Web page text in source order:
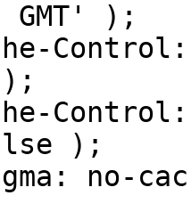
);
);
no-